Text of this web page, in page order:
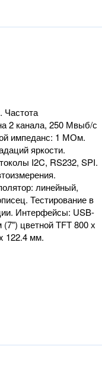
Частота
2 канала, 250 Мвыб/с
импеданс: 1 МОм.
яркости.
I2C, RS232, SPI.
линейный,
Тестирование в
Интерфейсы: USB-
цветной TFT 800 х
122.4 мм.